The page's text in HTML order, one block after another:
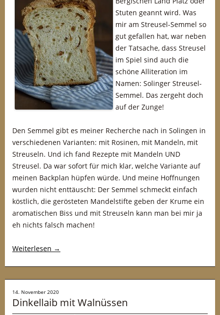
Stuten geannt wird. Was
mir am Streusel-Semmel so
gut gefallen hat, war neben
der Tatsache, dass Streusel
im Spiel sind auch die
schöne Alliteration im
Namen: Solinger Streusel-
Semmel. Das zergeht doch
auf der Zunge!
Den Semmel gibt es meiner Recherche nach in Solingen in
verschiedenen Varianten: mit Rosinen, mit Mandeln, mit
Streuseln. Und ich fand Rezepte mit Mandeln UND
Streusel. Da war sofort für mich klar, welche Variante auf
meinen Backplan hüpfen würde. Und meine Hoffnungen
wurden nicht enttäuscht: Der Semmel schmeckt einfach
köstlich, die gerösteten Mandelstifte geben der Krume ein
aromatischen Biss und mit Streuseln kann man bei mir ja
eh nichts falsch machen!
Weiterlesen →
14. November 2020
Dinkellaib mit Walnüssen